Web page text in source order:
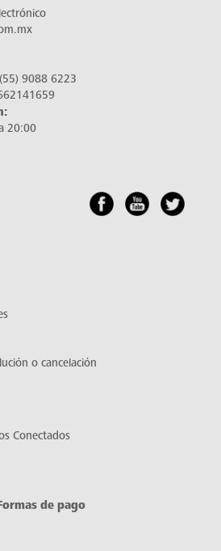
(55) 9088 6223
20:00
o cancelación
Conectados
de pago